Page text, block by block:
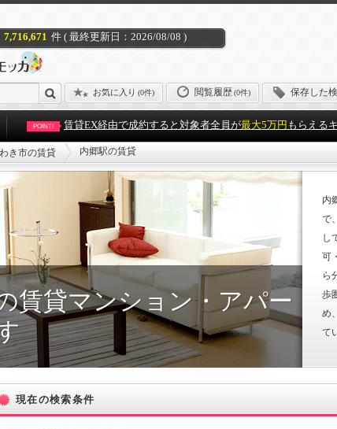
7,716,671 件 ( 最終更新日：2026/08/08 )
お気に入り (0件) 閲覧履歴(0件) 保存した
POINT! 賃貸EX経由で成約すると対象者全員が最大5万円 もらえる
き市の賃貸 内郷駅の賃貸
賃貸マンション・アパー
内
で
し
可
ら
歩
め
て
現在の検索条件